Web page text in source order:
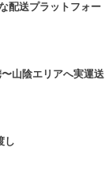
配送プラットフォー
山陰エリアへ実運送
し